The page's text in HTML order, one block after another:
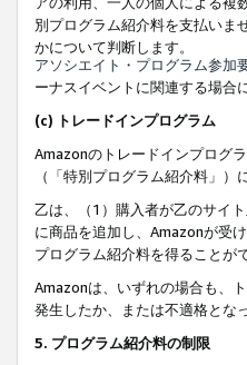
別プログラム紹介料を支払いま
かについて判断します。
アソシエイト・プログラム参加
ーナスイベントに関連する場合
(c) トレードインプログラム
Amazonのトレードインプログ
（「特別プログラム紹介料」
乙は、（1）購入者が乙のサイ
に商品を追加し、Amazonが受
プログラム紹介料を得ることが
Amazonは、いずれの場合も、
発生したか、または不適格とな
5. プログラム紹介料の制限